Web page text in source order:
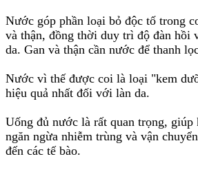
Nước góp phần loại bỏ độc tố trong
và thận, đồng thời duy trì độ đàn hồi
da. Gan và thận cần nước để thanh
Nước vì thế được coi là loại "kem
hiệu quả nhất đối với làn da.
Uống đủ nước là rất quan trọng,
ngăn ngừa nhiễm trùng và vận
đến các tế bào.